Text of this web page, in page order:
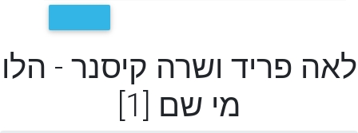
לאה פריד ושרה קיסנר - הלו
מי שם [1]